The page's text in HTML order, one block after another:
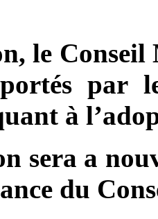
le
par
à
sera a
du